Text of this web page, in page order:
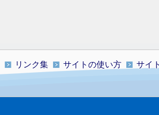
リンク集 サイトの使い方 サイ